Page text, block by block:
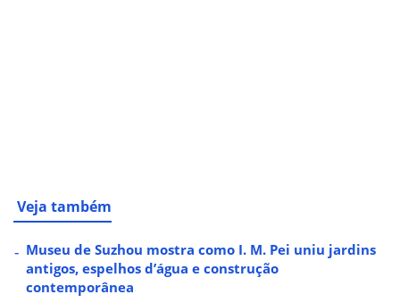
Veja também
Museu de Suzhou mostra como I. M. Pei uniu jardins
antigos, espelhos d’água e construção
contemporânea